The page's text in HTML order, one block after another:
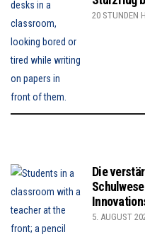
20 STUNDEN
Die
5. AUGUST